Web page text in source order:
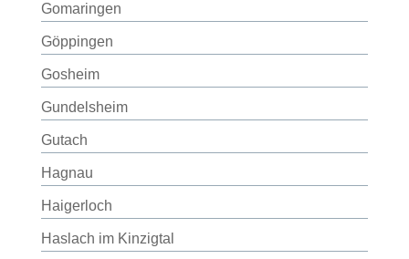
Gomaringen
Göppingen
Gosheim
Gundelsheim
Gutach
Hagnau
Haigerloch
Haslach im Kinzigtal